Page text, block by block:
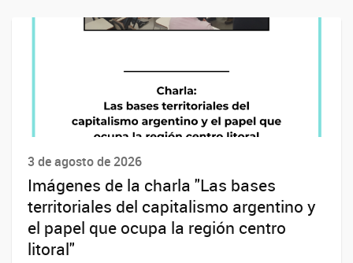
3 de agosto de 2026
Imágenes de la charla "Las bases
territoriales del capitalismo argentino y
el papel que ocupa la región centro
litoral"